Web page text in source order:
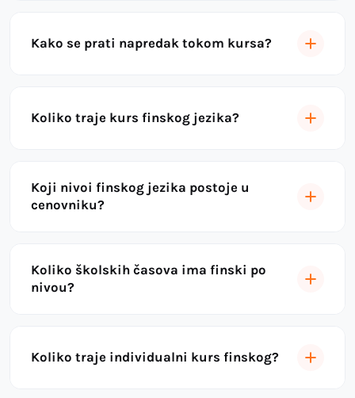
Kako se prati napredak tokom kursa?
Koliko traje kurs finskog jezika?
Koji nivoi finskog jezika postoje u
cenovniku?
Koliko školskih časova ima finski po
nivou?
Koliko traje individualni kurs finskog?